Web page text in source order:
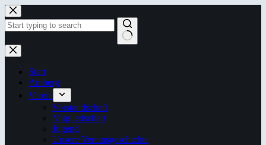
Zum
Inhalt
springen
Keine
Ergebnisse
Start
Amberg
Verein
Vorstandschaft
Mitgliedschaft
Jugend
Unsere Vereinsgeschichte